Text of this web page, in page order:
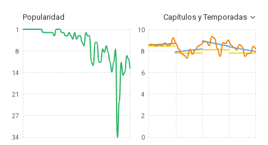
Popularidad Capítulos y Temporadas
1
8
14
21
27
34
10
8
6
4
2
0